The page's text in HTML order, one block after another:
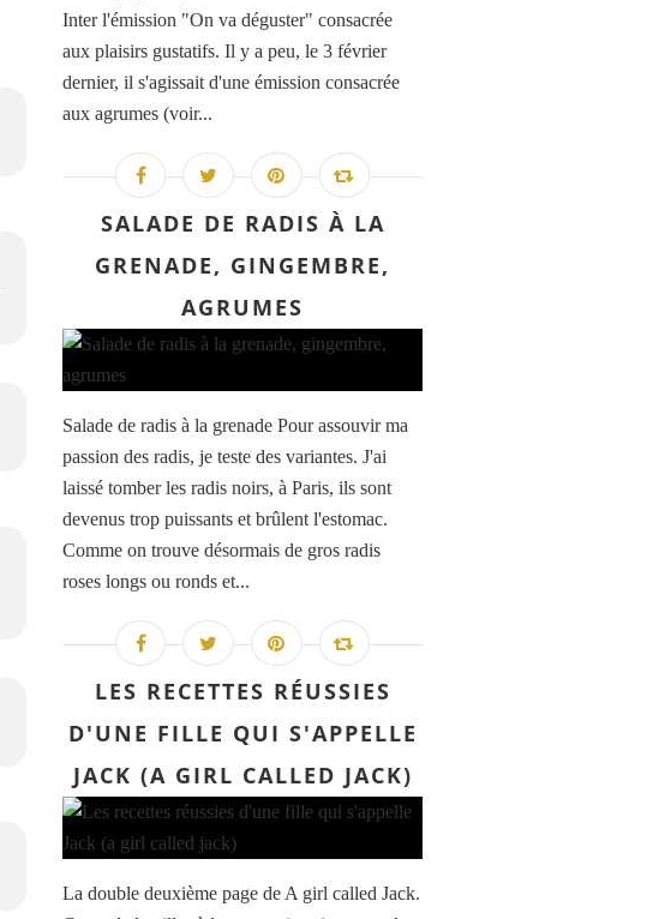
Inter l'émission "On va déguster" consacrée
aux plaisirs gustatifs. Il y a peu, le 3 février
dernier, il s'agissait d'une émission consacrée
aux agrumes (voir...
SALADE DE RADIS À LA
GRENADE, GINGEMBRE,
AGRUMES
Salade de radis à la grenade Pour assouvir ma
passion des radis, je teste des variantes. J'ai
laissé tomber les radis noirs, à Paris, ils sont
devenus trop puissants et brûlent l'estomac.
Comme on trouve désormais de gros radis
roses longs ou ronds et...
LES RECETTES RÉUSSIES
D'UNE FILLE QUI S'APPELLE
JACK (A GIRL CALLED JACK)
La double deuxième page de A girl called Jack.